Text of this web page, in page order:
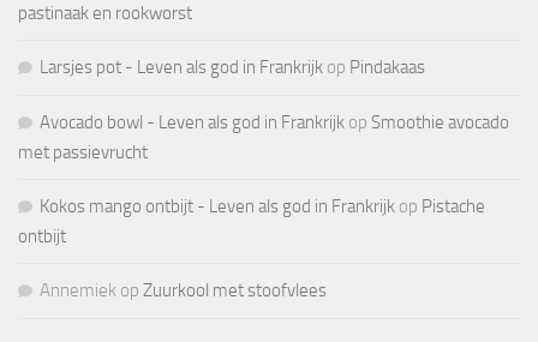
pastinaak en rookworst
Larsjes pot - Leven als god in Frankrijk op Pindakaas
Avocado bowl - Leven als god in Frankrijk op Smoothie avocado
met passievrucht
Kokos mango ontbijt - Leven als god in Frankrijk op Pistache
ontbijt
Annemiek op Zuurkool met stoofvlees